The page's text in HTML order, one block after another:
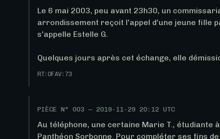
Le 6 mai 2003, peu avant 23h30, un
arrondissement reçoit l'appel d'une jeune fille
s'appelle Estelle G.
Quelques jours après cet échange, elle
RT:0FAV: 73
PIÈCE N°003 —2019-11-29 20:12 UTC
Au téléphone, une certaine Marie T., étudiante
Panthéon Sorbonne. Pour compléter ses fins